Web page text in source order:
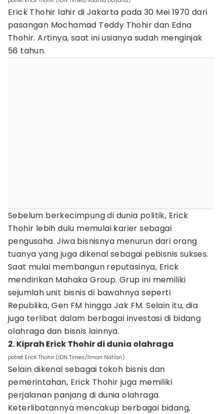
Erick Thohir lahir di Jakarta pada 30 Mei 1970 dari
pasangan Mochamad Teddy Thohir dan Edna
Thohir. Artinya, saat ini usianya sudah menginjak
56 tahun.
Sebelum berkecimpung di dunia politik, Erick
Thohir lebih dulu memulai karier sebagai
pengusaha. Jiwa bisnisnya menurun dari orang
tuanya yang juga dikenal sebagai pebisnis sukses.
Saat mulai membangun reputasinya, Erick
mendirikan Mahaka Group. Grup ini memiliki
sejumlah unit bisnis di bawahnya seperti
Republika, Gen FM hingga Jak FM. Selain itu, dia
juga terlibat dalam berbagai investasi di bidang
olahraga dan bisnis lainnya.
2. Kiprah Erick Thohir di dunia olahraga
potret Erick Thohir (IDN Times/Ilman Nafi'an)
Selain dikenal sebagai tokoh bisnis dan
pemerintahan, Erick Thohir juga memiliki
perjalanan panjang di dunia olahraga.
Keterlibatannya mencakup berbagai bidang,